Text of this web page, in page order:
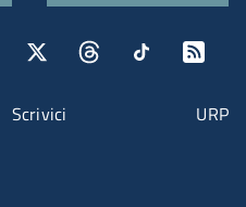
Scrivici URP
Menu social